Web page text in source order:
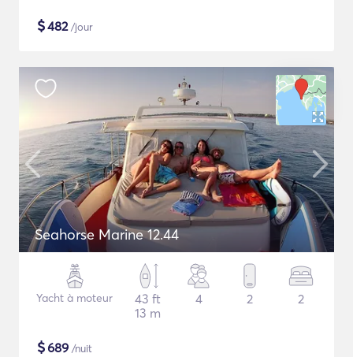
$482/jour
Seahorse Marine 12.44
Yacht à moteur
43 ft
13 m
4 2 2
$689 /nuit